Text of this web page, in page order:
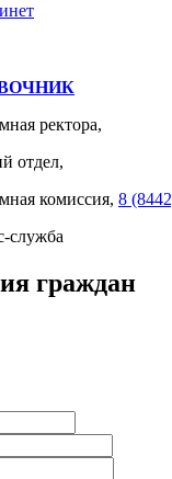
ректора,
отдел,
комиссия, 8
служба
граждан